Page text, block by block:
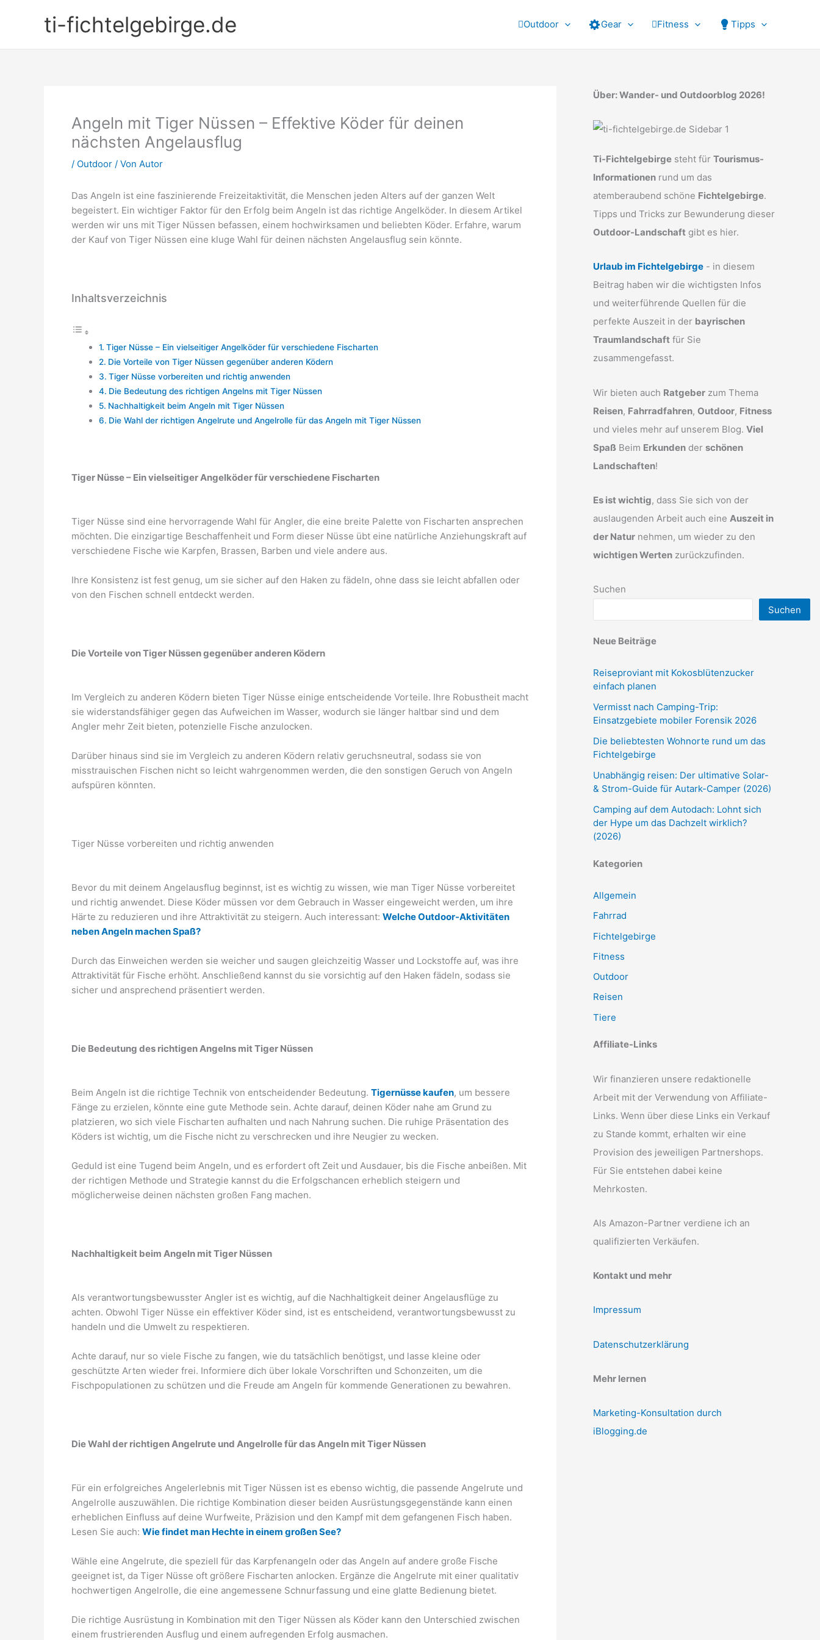
ti-fichtelgebirge.de Outdoor Gear Fitness Tipps
Angeln mit Tiger Nüssen – Effektive Köder für deinen
nächsten Angelausflug
/ Outdoor / Von Autor
Das Angeln ist eine faszinierende Freizeitaktivität, die Menschen jeden Alters auf der ganzen Welt
begeistert. Ein wichtiger Faktor für den Erfolg beim Angeln ist das richtige Angelköder. In diesem Artikel
werden wir uns mit Tiger Nüssen befassen, einem hochwirksamen und beliebten Köder. Erfahre, warum
der Kauf von Tiger Nüssen eine kluge Wahl für deinen nächsten Angelausflug sein könnte.
Inhaltsverzeichnis
Tiger Nüsse – Ein vielseitiger Angelköder für verschiedene Fischarten
Die Vorteile von Tiger Nüssen gegenüber anderen Ködern
Tiger Nüsse vorbereiten und richtig anwenden
Die Bedeutung des richtigen Angelns mit Tiger Nüssen
Nachhaltigkeit beim Angeln mit Tiger Nüssen
Die Wahl der richtigen Angelrute und Angelrolle für das Angeln mit Tiger Nüssen
Tiger Nüsse – Ein vielseitiger Angelköder für verschiedene Fischarten
Tiger Nüsse sind eine hervorragende Wahl für Angler, die eine breite Palette von Fischarten ansprechen
möchten. Die einzigartige Beschaffenheit und Form dieser Nüsse übt eine natürliche Anziehungskraft auf
verschiedene Fische wie Karpfen, Brassen, Barben und viele andere aus.
Ihre Konsistenz ist fest genug, um sie sicher auf den Haken zu fädeln, ohne dass sie leicht abfallen oder
von den Fischen schnell entdeckt werden.
Die Vorteile von Tiger Nüssen gegenüber anderen Ködern
Im Vergleich zu anderen Ködern bieten Tiger Nüsse einige entscheidende Vorteile. Ihre Robustheit macht
sie widerstandsfähiger gegen das Aufweichen im Wasser, wodurch sie länger haltbar sind und dem
Angler mehr Zeit bieten, potenzielle Fische anzulocken.
Darüber hinaus sind sie im Vergleich zu anderen Ködern relativ geruchsneutral, sodass sie von
misstrauischen Fischen nicht so leicht wahrgenommen werden, die den sonstigen Geruch von Angeln
aufspüren könnten.
Tiger Nüsse vorbereiten und richtig anwenden
Bevor du mit deinem Angelausflug beginnst, ist es wichtig zu wissen, wie man Tiger Nüsse vorbereitet
und richtig anwendet. Diese Köder müssen vor dem Gebrauch in Wasser eingeweicht werden, um ihre
Härte zu reduzieren und ihre Attraktivität zu steigern. Auch interessant: Welche Outdoor-Aktivitäten
neben Angeln machen Spaß?
Durch das Einweichen werden sie weicher und saugen gleichzeitig Wasser und Lockstoffe auf, was ihre
Attraktivität für Fische erhöht. Anschließend kannst du sie vorsichtig auf den Haken fädeln, sodass sie
sicher und ansprechend präsentiert werden.
Die Bedeutung des richtigen Angelns mit Tiger Nüssen
Beim Angeln ist die richtige Technik von entscheidender Bedeutung. Tigernüsse kaufen, um bessere
Fänge zu erzielen, könnte eine gute Methode sein. Achte darauf, deinen Köder nahe am Grund zu
platzieren, wo sich viele Fischarten aufhalten und nach Nahrung suchen. Die ruhige Präsentation des
Köders ist wichtig, um die Fische nicht zu verschrecken und ihre Neugier zu wecken.
Geduld ist eine Tugend beim Angeln, und es erfordert oft Zeit und Ausdauer, bis die Fische anbeißen. Mit
der richtigen Methode und Strategie kannst du die Erfolgschancen erheblich steigern und
möglicherweise deinen nächsten großen Fang machen.
Nachhaltigkeit beim Angeln mit Tiger Nüssen
Als verantwortungsbewusster Angler ist es wichtig, auf die Nachhaltigkeit deiner Angelausflüge zu
achten. Obwohl Tiger Nüsse ein effektiver Köder sind, ist es entscheidend, verantwortungsbewusst zu
handeln und die Umwelt zu respektieren.
Achte darauf, nur so viele Fische zu fangen, wie du tatsächlich benötigst, und lasse kleine oder
geschützte Arten wieder frei. Informiere dich über lokale Vorschriften und Schonzeiten, um die
Fischpopulationen zu schützen und die Freude am Angeln für kommende Generationen zu bewahren.
Die Wahl der richtigen Angelrute und Angelrolle für das Angeln mit Tiger Nüssen
Für ein erfolgreiches Angelerlebnis mit Tiger Nüssen ist es ebenso wichtig, die passende Angelrute und
Angelrolle auszuwählen. Die richtige Kombination dieser beiden Ausrüstungsgegenstände kann einen
erheblichen Einfluss auf deine Wurfweite, Präzision und den Kampf mit dem gefangenen Fisch haben.
Lesen Sie auch: Wie findet man Hechte in einem großen See?
Wähle eine Angelrute, die speziell für das Karpfenangeln oder das Angeln auf andere große Fische
geeignet ist, da Tiger Nüsse oft größere Fischarten anlocken. Ergänze die Angelrute mit einer qualitativ
hochwertigen Angelrolle, die eine angemessene Schnurfassung und eine glatte Bedienung bietet.
Die richtige Ausrüstung in Kombination mit den Tiger Nüssen als Köder kann den Unterschied zwischen
einem frustrierenden Ausflug und einem aufregenden Erfolg ausmachen.
Über: Wander- und Outdoorblog 2026!
Ti-Fichtelgebirge steht für Tourismus-
Informationen rund um das
atemberaubend schöne Fichtelgebirge.
Tipps und Tricks zur Bewunderung dieser
Outdoor-Landschaft gibt es hier.
Urlaub im Fichtelgebirge - in diesem
Beitrag haben wir die wichtigsten Infos
und weiterführende Quellen für die
perfekte Auszeit in der bayrischen
Traumlandschaft für Sie
zusammengefasst.
Wir bieten auch Ratgeber zum Thema
Reisen, Fahrradfahren, Outdoor, Fitness
und vieles mehr auf unserem Blog. Viel
Spaß Beim Erkunden der schönen
Landschaften!
Es ist wichtig, dass Sie sich von der
auslaugenden Arbeit auch eine Auszeit in
der Natur nehmen, um wieder zu den
wichtigen Werten zurückzufinden.
Suchen
Suchen
Neue Beiträge
Reiseproviant mit Kokosblütenzucker
einfach planen
Vermisst nach Camping-Trip:
Einsatzgebiete mobiler Forensik 2026
Die beliebtesten Wohnorte rund um das
Fichtelgebirge
Unabhängig reisen: Der ultimative Solar-
& Strom-Guide für Autark-Camper (2026)
Camping auf dem Autodach: Lohnt sich
der Hype um das Dachzelt wirklich?
(2026)
Kategorien
Allgemein
Fahrrad
Fichtelgebirge
Fitness
Outdoor
Reisen
Tiere
Affiliate-Links
Wir finanzieren unsere redaktionelle
Arbeit mit der Verwendung von Affiliate-
Links. Wenn über diese Links ein Verkauf
zu Stande kommt, erhalten wir eine
Provision des jeweiligen Partnershops.
Für Sie entstehen dabei keine
Mehrkosten.
Als Amazon-Partner verdiene ich an
qualifizierten Verkäufen.
Kontakt und mehr
Impressum
Datenschutzerklärung
Mehr lernen
Marketing-Konsultation durch
iBlogging.de